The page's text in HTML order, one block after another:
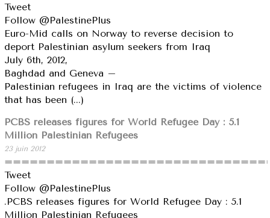
Tweet
Follow @PalestinePlus
Euro-Mid calls on Norway to reverse decision to
deport Palestinian asylum seekers from Iraq
July 6th, 2012,
Baghdad and Geneva –
Palestinian refugees in Iraq are the victims of violence
that has been (...)
PCBS releases figures for World Refugee Day : 5.1
Million Palestinian Refugees
23 juin 2012
Tweet
Follow @PalestinePlus
.PCBS releases figures for World Refugee Day : 5.1
Million Palestinian Refugees